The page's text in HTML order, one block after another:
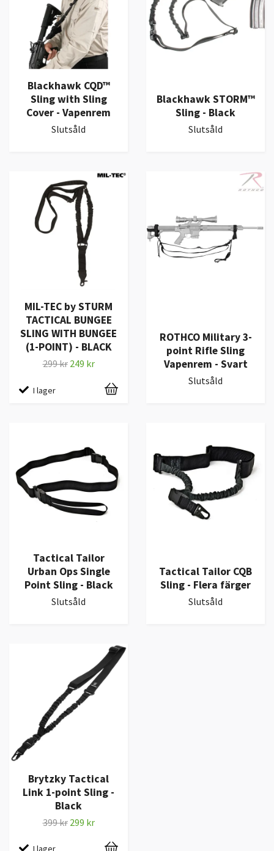
Blackhawk CQD™
Sling with Sling
Cover - Vapenrem
Slutsåld
Blackhawk STORM™
Sling - Black
Slutsåld
MIL-TEC by STURM
TACTICAL BUNGEE
SLING WITH BUNGEE
(1-POINT) - BLACK
299 kr 249 kr
I lager
ROTHCO Military 3-
point Rifle Sling
Vapenrem - Svart
Slutsåld
Tactical Tailor
Urban Ops Single
Point Sling - Black
Slutsåld
Tactical Tailor CQB
Sling - Flera färger
Slutsåld
Brytzky Tactical
Link 1-point Sling -
Black
399 kr 299 kr
I lager